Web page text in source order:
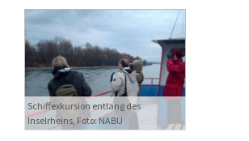
Schiffexkursion entlang des
Inselrheins, Foto: NABU